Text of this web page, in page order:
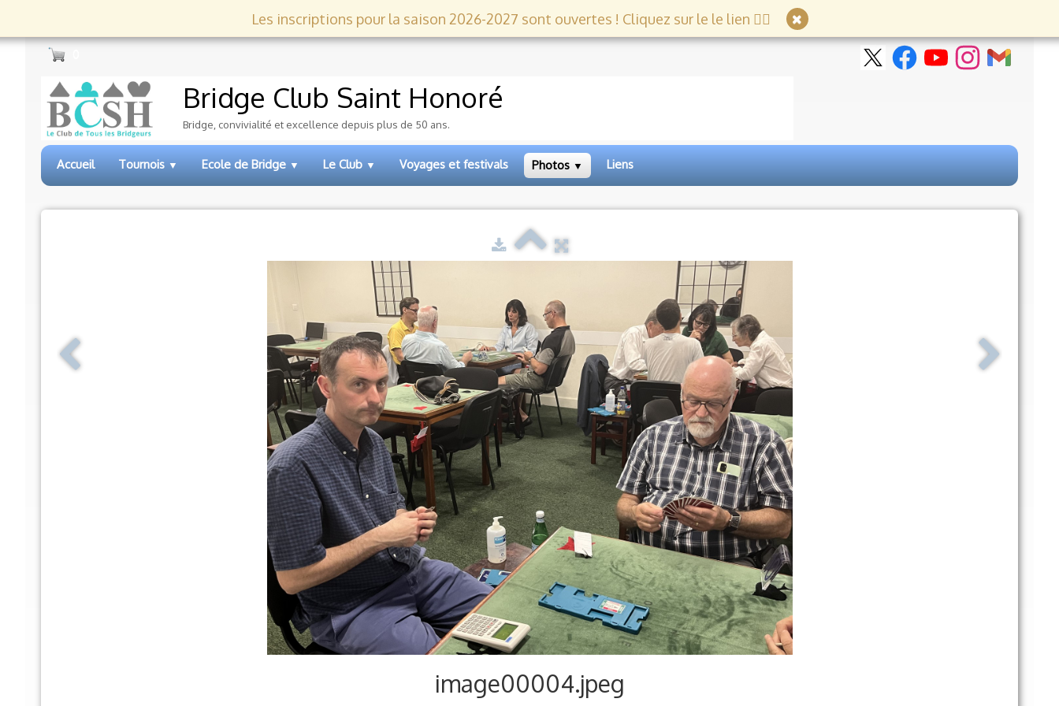
Les inscriptions pour la saison 2026-2027 sont ouvertes ! Cliquez sur le le lien 👇🏻
Bridge Club Saint Honoré
Bridge, convivialité et excellence depuis plus de 50 ans.
Accueil Tournois ▼ Ecole de Bridge ▼ Le Club ▼ Voyages et festivals Photos ▼ Liens
image00004.jpeg